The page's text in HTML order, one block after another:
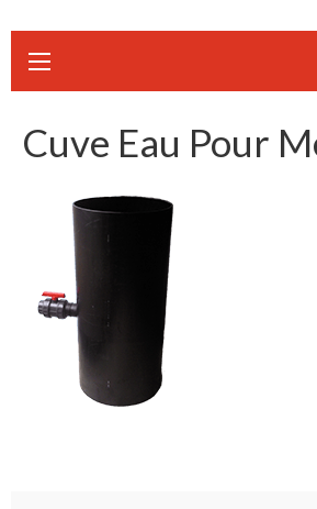
Cuve Eau Pour